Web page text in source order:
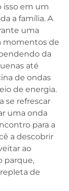
em um
a família. A
uma
momentos de
da
até
de ondas
de energia.
se refrescar
uma onda
para a
a descobrir
ao
parque,
de